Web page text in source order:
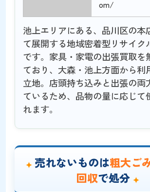
om/
池上エリアにある、品川区の本
て展開する地域密着型リサイク
です。家具・家電の出張買取を
ており、大森・池上方面から利
立地。店頭持ち込みと出張の両
ているため、品物の量に応じて
れます。
売れないものは粗大ご
回収で処分